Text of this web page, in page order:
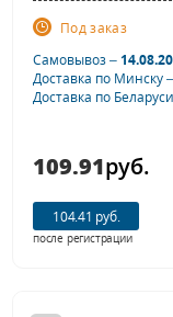
Под заказ
Самовывоз –
Доставка по Минску –
Доставка по
109.91руб.
104.41 руб.
после регистрации